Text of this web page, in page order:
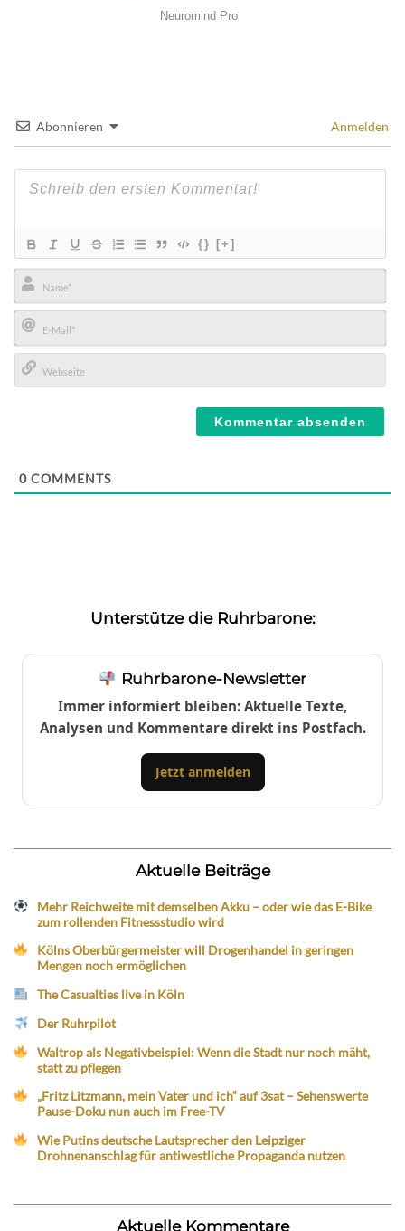
Abonnieren Anmelden
{} [+]
Name*
E-
Mail*
0 COMMENTS
Unterstütze die Ruhrbarone:
Ruhrbarone-Newsletter
Immer informiert bleiben: Aktuelle Texte,
Analysen und Kommentare direkt ins Postfach.
Jetzt anmelden
Aktuelle Beiträge
Mehr Reichweite mit demselben Akku – oder wie das E-Bike
zum rollenden Fitnessstudio wird
Kölns Oberbürgermeister will Drogenhandel in geringen
Mengen noch ermöglichen
The Casualties live in Köln
Der Ruhrpilot
Waltrop als Negativbeispiel: Wenn die Stadt nur noch mäht,
statt zu pflegen
„Fritz Litzmann, mein Vater und ich“ auf 3sat – Sehenswerte
Pause-Doku nun auch im Free-TV
Wie Putins deutsche Lautsprecher den Leipziger
Drohnenanschlag für antiwestliche Propaganda nutzen
Aktuelle Kommentare